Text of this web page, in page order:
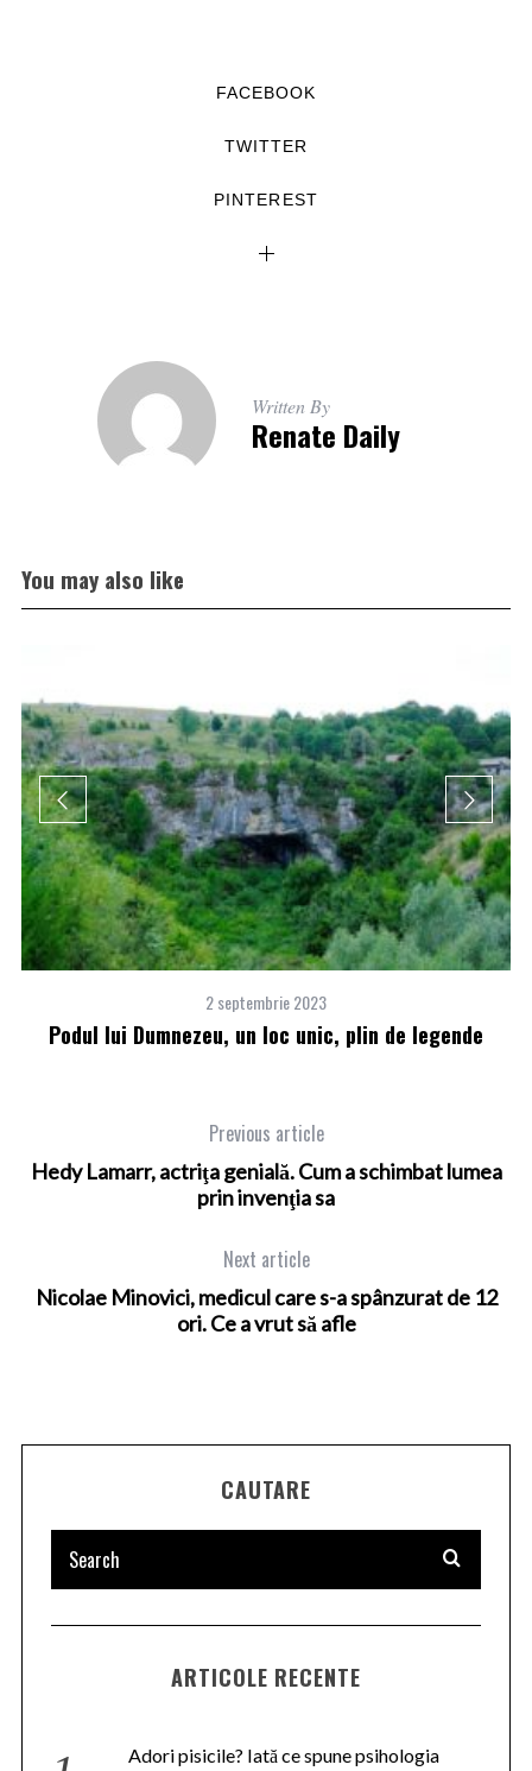
FACEBOOK
TWITTER
PINTEREST
Written By
Renate Daily
You may also like
2 septembrie 2023
Podul lui Dumnezeu, un loc unic, plin de legende
Previous article
Hedy Lamarr, actriţa genială. Cum a schimbat lumea
prin invenţia sa
Next article
Nicolae Minovici, medicul care s-a spânzurat de 12
ori. Ce a vrut să afle
CAUTARE
ARTICOLE RECENTE
Adori pisicile? Iată ce spune psihologia